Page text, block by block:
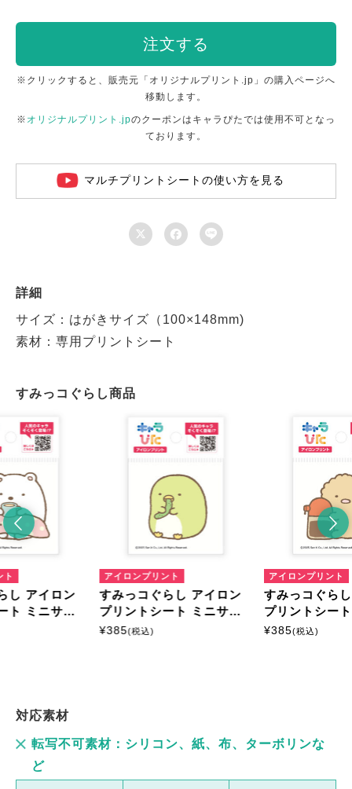
注文する
※クリックすると、販売元「オリジナルプリント.jp」の購入ページへ
移動します。
※ オリジナルプリント.jpのクーポンはキャラぴたでは使用不可となっ
ております。
マルチプリントシートの使い方を見る
  
詳細
サイズ：はがきサイズ（100×148mm)
素材：専用プリントシート
すみっコぐらし商品
ト
し アイロン
ト ミニサイ
アイロンプリント
すみっコぐらし アイロン
プリントシート ミニサイ
ズ
¥385(税込)
アイロンプリント
すみっコぐら
プリントシー
ズ
¥385(税込)
対応素材
転写不可素材：シリコン、紙、布、ターボリンな
ど